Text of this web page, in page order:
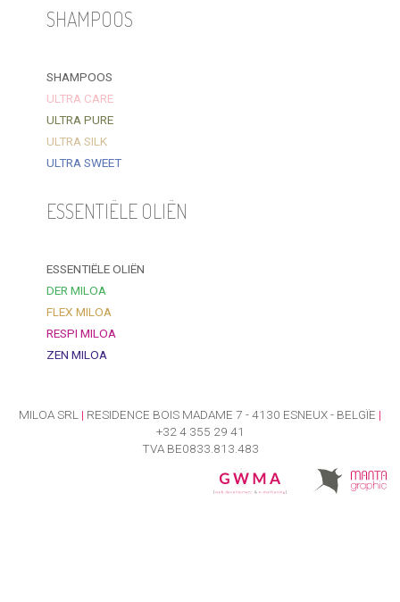
SHAMPOOS
SHAMPOOS
ULTRA CARE
ULTRA PURE
ULTRA SILK
ULTRA SWEET
ESSENTIËLE OLIËN
ESSENTIËLE OLIËN
DER MILOA
FLEX MILOA
RESPI MILOA
ZEN MILOA
MILOA SRL | RESIDENCE BOIS MADAME 7 - 4130 ESNEUX - BELGÏE |
+32 4 355 29 41
TVA BE0833.813.483